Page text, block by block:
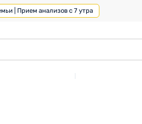
| Прием анализов с 7 утра